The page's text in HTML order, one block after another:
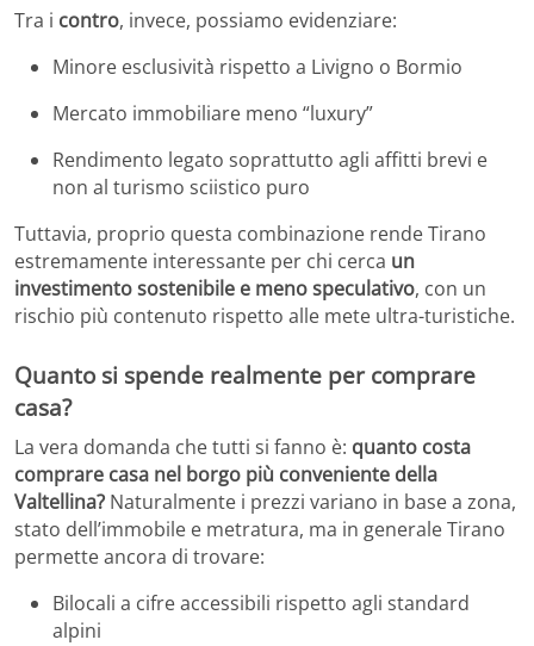
Tra i contro, invece, possiamo evidenziare:
Minore esclusività rispetto a Livigno o Bormio
Mercato immobiliare meno “luxury”
Rendimento legato soprattutto agli affitti brevi e
non al turismo sciistico puro
Tuttavia, proprio questa combinazione rende Tirano
estremamente interessante per chi cerca un
investimento sostenibile e meno speculativo, con un
rischio più contenuto rispetto alle mete ultra-turistiche.
Quanto si spende realmente per comprare
casa?
La vera domanda che tutti si fanno è: quanto costa
comprare casa nel borgo più conveniente della
Valtellina? Naturalmente i prezzi variano in base a zona,
stato dell’immobile e metratura, ma in generale Tirano
permette ancora di trovare:
Bilocali a cifre accessibili rispetto agli standard
alpini